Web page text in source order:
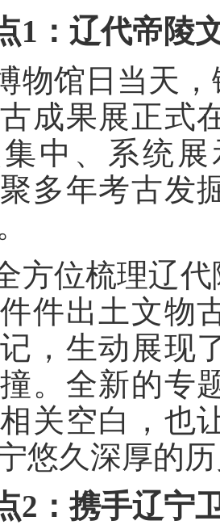
1： 辽代帝陵
物馆日当天
成果展正式
中、系统
多年考古发
方位梳理辽
件出土文物
，生动展现
。全新的专
关空白，也
悠久深厚的
2：携手辽宁